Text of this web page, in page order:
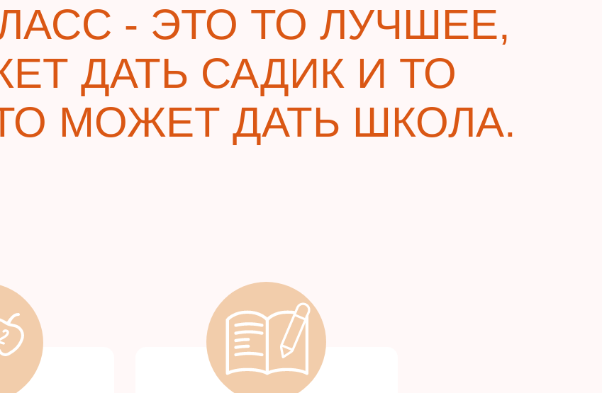
- ЭТО ТО ЛУЧШЕЕ,
ДАТЬ САДИК И ТО
МОЖЕТ ДАТЬ ШКОЛА.